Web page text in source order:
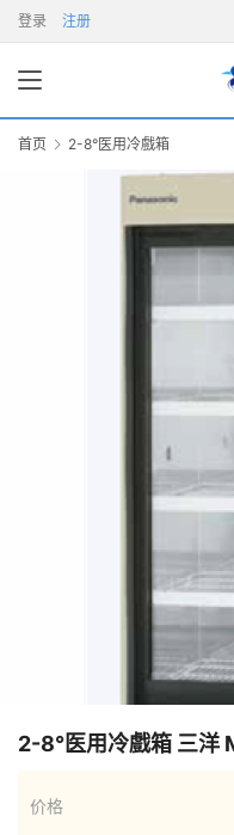
登录 注册
首页 2-8°医用冷戲箱
2-8°医用冷戲箱 三洋
价格